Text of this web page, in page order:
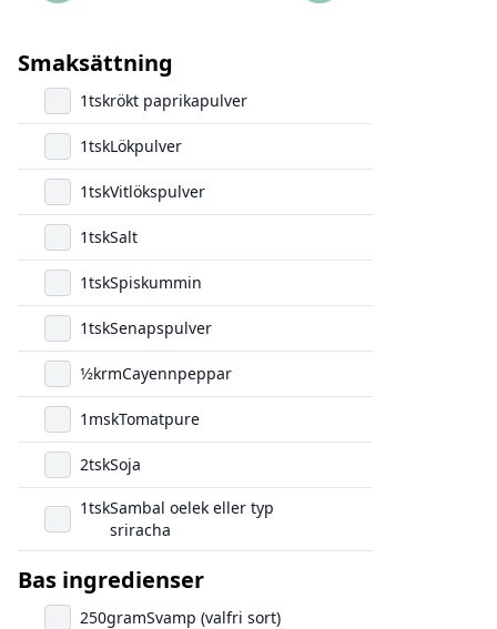
Smaksättning
1tskrökt paprikapulver
1tskLökpulver
1tskVitlökspulver
1tskSalt
1tskSpiskummin
1tskSenapspulver
1/2krmCayennpeppar
1 mskTomatpure
2tskSoja
1tskSambal oelek eller typ
sriracha
Bas ingredienser
250gramSvamp (valfri sort)